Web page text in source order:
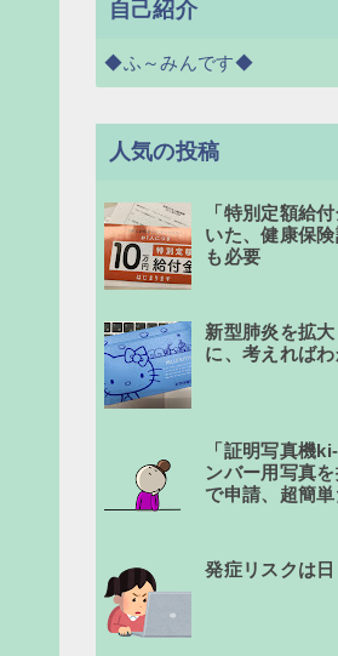
自己紹介
◆ふ～みんです◆
人気の投稿
「特別定額給
いた、健康保
も必要
新型肺炎を拡
に、考えれば
「証明写真機
ンバー用写真
で申請、超簡
発症リスクは